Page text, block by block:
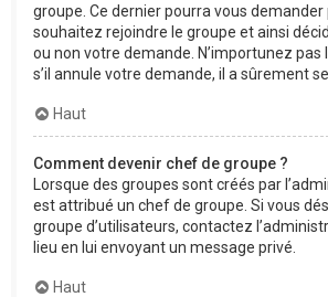
groupe. Ce dernier pourra vous demander
souhaitez rejoindre le groupe et ainsi
ou non votre demande. N’importunez pas
s’il annule votre demande, il a sûrement
Haut
Comment devenir chef de groupe ?
Lorsque des groupes sont créés par
est attribué un chef de groupe. Si vous
groupe d’utilisateurs, contactez
lieu en lui envoyant un message privé.
Haut